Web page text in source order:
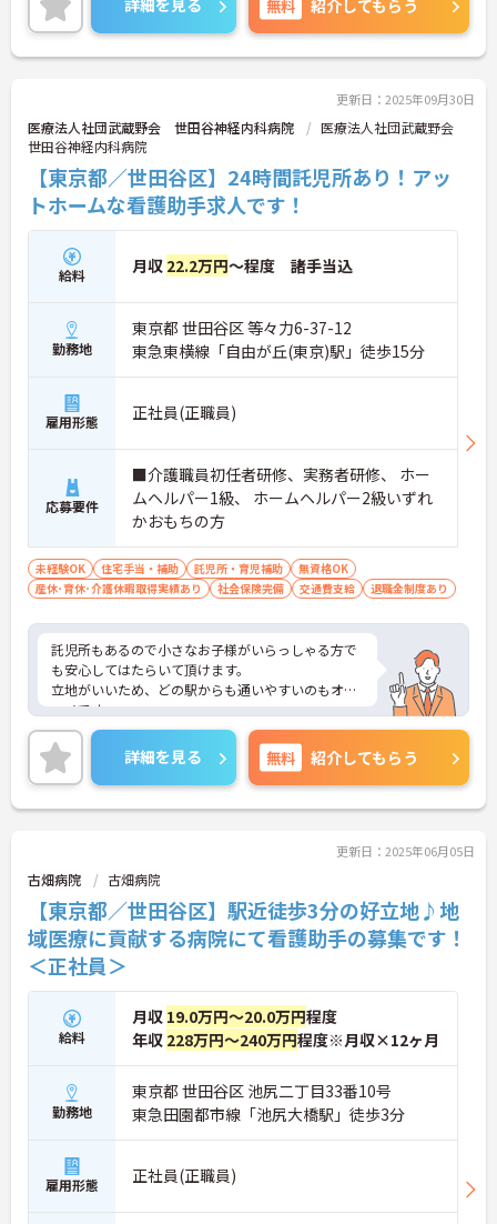
ご興味持たれた方は面接ポイントや求人の詳細など
お話いたしますのでお気軽にお問い合わせくださ
い。
無料 紹介してもらう
更新日：2025年09月30日
医療法人社団武蔵野会 世田谷神経内科病院
医療法人社団武蔵野会
世田谷神経内科病院
【東京都／世田谷区】24時間託児所あり！アッ
トホームな看護助手求人です！
給料 月収 22.2万円～程度 諸手当込
勤務地
東京都 世田谷区 等々力6-37-12
東急東横線「自由が丘(東京)駅」徒歩15分
雇用形態 正社員(正職員)
応募要件
■介護職員初任者研修、実務者研修、 ホー
ムヘルパー1級、 ホームヘルパー2級いずれ
かおもちの方
未経験OK 住宅手当・補助 託児所・育児補助
無資格OK
産休･育休･介護休暇取得実績あり
社会保険完備 交通費支給 退職金制度あり
託児所もあるので小さなお子様がいらっしゃる方で
も安心してはたらいて頂けます。
立地がいいため、どの駅からも通いやすいのもオス
スメです。
ご興味のある方には、面接対策ポイントなど、さら
に詳細をお話しいたしますので、お気軽にご相談く
ださい。
詳細を見る 無料 紹介してもらう
更新日：2025年06月05日
古畑病院 古畑病院
【東京都／世田谷区】駅近徒歩3分の好立地♪地
域医療に貢献する病院にて看護助手の募集です！
＜正社員＞
給料
月収 19.0万円～20.0万円程度
年収 228万円～240万円程度※月収×12ヶ月
勤務地
東京都 世田谷区 池尻二丁目33番10号
東急田園都市線「池尻大橋駅」徒歩3分
雇用形態 正社員(正職員)